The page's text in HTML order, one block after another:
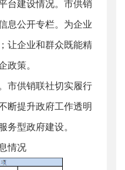
建设情况。市供销
息公开专栏。为企业
让企业和群众既能精
政策。
供销联社切实履行
断提升政府工作透明
务型政府建设。
情况